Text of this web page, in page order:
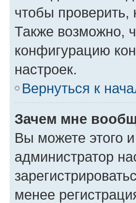
чтобы
Также возможно,
конфигурацию
настроек.
Вернуться к
Зачем мне
Вы можете этого
администратор
менее